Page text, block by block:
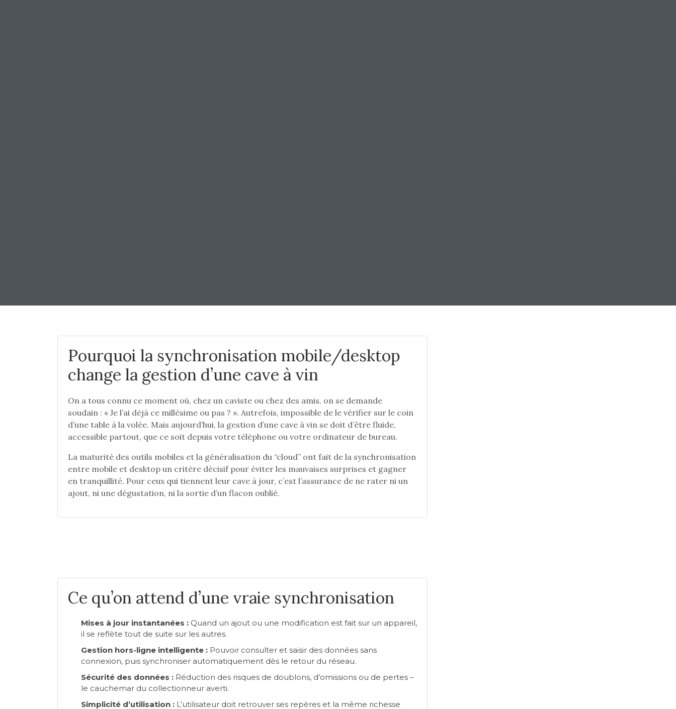
Pourquoi la synchronisation mobile/desktop
change la gestion d’une cave à vin
On a tous connu ce moment où, chez un caviste ou chez des amis, on se demande
soudain : « Je l’ai déjà ce millésime ou pas ? ». Autrefois, impossible de le vérifier sur le coin
d’une table à la volée. Mais aujourd’hui, la gestion d’une cave à vin se doit d’être fluide,
accessible partout, que ce soit depuis votre téléphone ou votre ordinateur de bureau.
La maturité des outils mobiles et la généralisation du “cloud” ont fait de la synchronisation
entre mobile et desktop un critère décisif pour éviter les mauvaises surprises et gagner
en tranquillité. Pour ceux qui tiennent leur cave à jour, c’est l’assurance de ne rater ni un
ajout, ni une dégustation, ni la sortie d’un flacon oublié.
Ce qu’on attend d’une vraie synchronisation
Mises à jour instantanées : Quand un ajout ou une modification est fait sur un appareil,
il se reflète tout de suite sur les autres.
Gestion hors-ligne intelligente : Pouvoir consulter et saisir des données sans
connexion, puis synchroniser automatiquement dès le retour du réseau.
Sécurité des données : Réduction des risques de doublons, d’omissions ou de pertes –
le cauchemar du collectionneur averti.
Simplicité d’utilisation : L’utilisateur doit retrouver ses repères et la même richesse